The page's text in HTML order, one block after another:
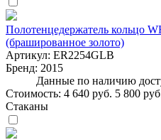
Полотенцедержатель кольцо
(брашированное золото)
Артикул: ER2254GLB
Бренд: 2015
Данные по наличию
Стоимость: 4 640 руб. 5 800
Стаканы